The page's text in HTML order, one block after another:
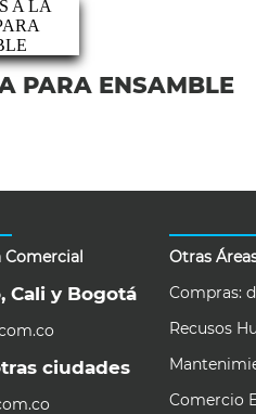
PARA ENSAMBLE
Comercial
Cali y Bogotá
ciudades
Otras
Compras:
Recusos
Comercio